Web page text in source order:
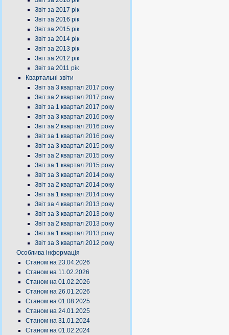
Звіт за 2017 рік
Звіт за 2016 рік
Звіт за 2015 рік
Звіт за 2014 рік
Звіт за 2013 рік
Звіт за 2012 рік
Звіт за 2011 рік
Квартальні звіти
Звіт за 3 квартал 2017 року
Звіт за 2 квартал 2017 року
Звіт за 1 квартал 2017 року
Звіт за 3 квартал 2016 року
Звіт за 2 квартал 2016 року
Звіт за 1 квартал 2016 року
Звіт за 3 квартал 2015 року
Звіт за 2 квартал 2015 року
Звіт за 1 квартал 2015 року
Звіт за 3 квартал 2014 року
Звіт за 2 квартал 2014 року
Звіт за 1 квартал 2014 року
Звіт за 4 квартал 2013 року
Звіт за 3 квартал 2013 року
Звіт за 2 квартал 2013 року
Звіт за 1 квартал 2013 року
Звіт за 3 квартал 2012 року
Особлива інформація
Станом на 23.04.2026
Станом на 11.02.2026
Станом на 01.02.2026
Станом на 26.01.2026
Станом на 01.08.2025
Станом на 24.01.2025
Станом на 31.01.2024
Станом на 01.02.2024